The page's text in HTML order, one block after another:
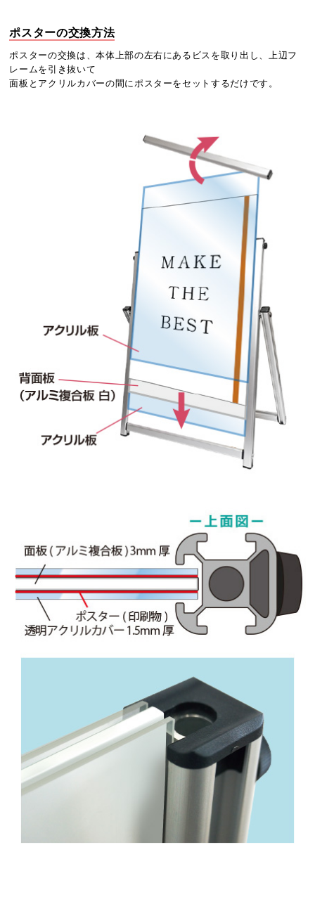
ポスターの交換方法
ポスターの交換は、本体上部の左右にあるビスを取り出し、上辺フ
レームを引き抜いて
面板とアクリルカバーの間にポスターをセットするだけです。